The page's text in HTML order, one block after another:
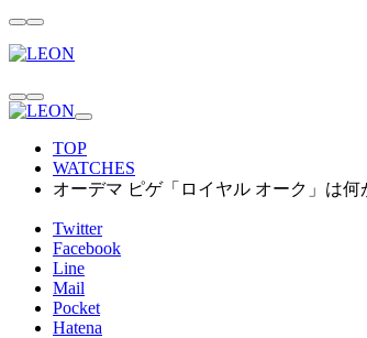
TOP
WATCHES
オーデマ ピゲ「ロイヤル オーク」は
Twitter
Facebook
Line
Mail
Pocket
Hatena